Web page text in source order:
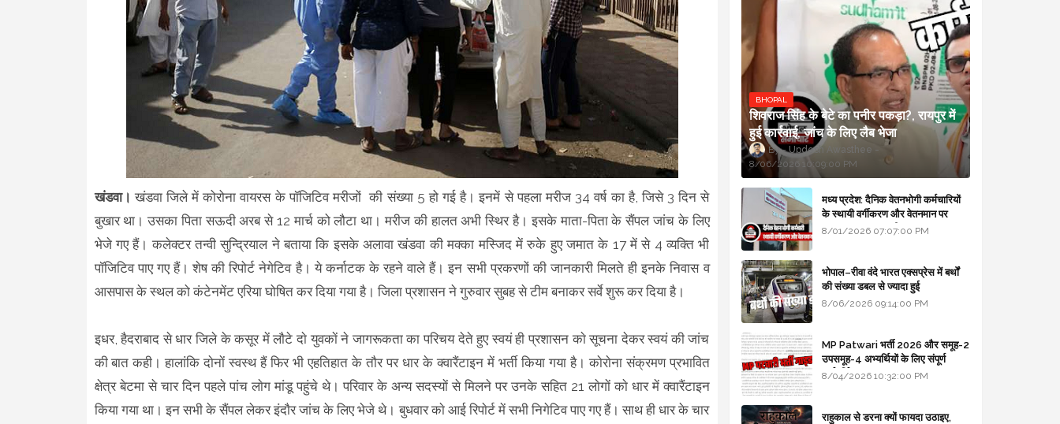
खंडवा। खंडवा जिले में कोरोना वायरस के पॉजिटिव मरीजों की संख्या 5 हो गई है। इनमें से पहला मरीज 34 वर्ष का है, जिसे 3 दिन से
बुखार था। उसका पिता सऊदी अरब से 12 मार्च को लौटा था। मरीज की हालत अभी स्थिर है। इसके माता-पिता के सैंपल जांच के लिए
भेजे गए हैं। कलेक्टर तन्वी सुन्द्रियाल ने बताया कि इसके अलावा खंडवा की मक्का मस्जिद में रुके हुए जमात के 17 में से 4 व्यक्ति भी
पॉजिटिव पाए गए हैं। शेष की रिपोर्ट नेगेटिव है। ये कर्नाटक के रहने वाले हैं। इन सभी प्रकरणों की जानकारी मिलते ही इनके निवास व
आसपास के स्थल को कंटेनमेंट एरिया घोषित कर दिया गया है। जिला प्रशासन ने गुरुवार सुबह से टीम बनाकर सर्वे शुरू कर दिया है।
इधर, हैदराबाद से धार जिले के कसूर में लाैटे दाे युवकाें ने जागरूकता का परिचय देते हुए स्वयं ही प्रशासन काे सूचना देकर स्वयं की जांच
की बात कही। हालांकि दाेनाें स्वस्थ हैं फिर भी एहतिहात के ताैर पर धार के क्वारैंटाइन में भर्ती किया गया है। काेराेना संक्रमण प्रभावित
क्षेत्र बेटमा से चार दिन पहले पांच लाेग मांडू पहुंचे थे। परिवार के अन्य सदस्याें से मिलने पर उनके सहित 21 लाेगाें काे धार में क्वारैंटाइन
किया गया था। इन सभी के सैंपल लेकर इंदाैर जांच के लिए भेजे थे। बुधवार काे आई रिपाेर्ट में सभी निगेटिव पाए गए हैं। साथ ही धार के चार
BHOPAL
शिवराज सिंह के बेटे का पनीर पकड़ा?, रायपुर में
हुई कार्रवाई, जांच के लिए लैब भेजा
Updesh Awasthee
8/06/2026 10:09:00 PM
मध्य प्रदेश: दैनिक वेतनभोगी कर्मचारियों
के स्थायी वर्गीकरण और वेतनमान पर
सरकार का बड़ा स्पष्टीकरण
8/01/2026 07:07:00 PM
भोपाल–रीवा वंदे भारत एक्सप्रेस में बर्थों
की संख्या डबल से ज्यादा हुई
8/06/2026 09:14:00 PM
MP Patwari भर्ती 2026 और समूह-2
उपसमूह-4 अभ्यर्थियों के लिए संपूर्ण
मार्गदर्शिका
8/04/2026 10:32:00 PM
राहुकाल से डरना क्यों फायदा उठाइए,